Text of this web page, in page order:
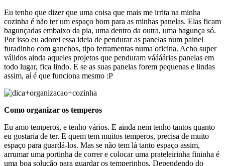
Eu tenho que dizer que uma coisa que mais me irrita na minha
cozinha é não ter um espaço bom para as minhas panelas. Elas ficam
bagunçadas embaixo da pia, uma dentro da outra, uma bagunça só.
Por isso eu adorei essa ideia de pendurar as panelas num painel
furadinho com ganchos, tipo ferramentas numa oficina. Acho super
válidos ainda aqueles projetos que penduram váááárias panelas em
todo lugar, fica lindo. E se as suas panelas forem pequenas e lindas
assim, aí é que funciona mesmo :P
Como organizar os temperos
Eu amo temperos, e tenho vários. E ainda nem tenho tantos quanto
eu gostaria de ter. E quem tem muitos temperos, precisa de muito
espaço para guardá-los. Mas se não tem lá tanto espaço assim,
arrumar uma portinha de correr e colocar uma prateleirinha fininha é
uma boa solução para guardar os temperinhos. Dependendo do